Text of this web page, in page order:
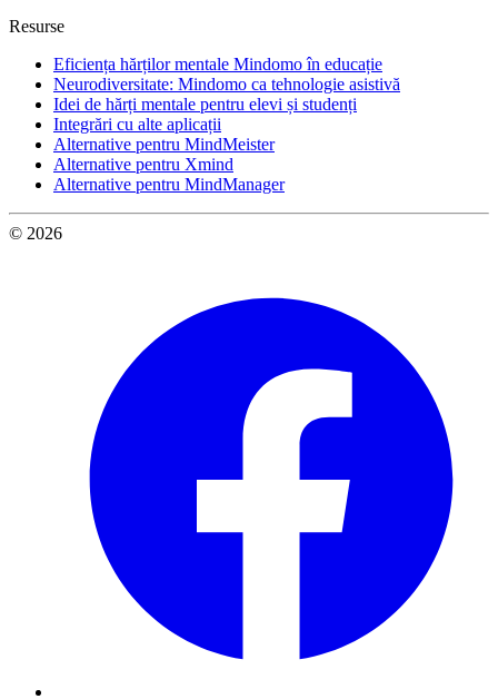
Resurse
Eficiența hărților mentale Mindomo în educație
Neurodiversitate: Mindomo ca tehnologie asistivă
Idei de hărți mentale pentru elevi și studenți
Integrări cu alte aplicații
Alternative pentru MindMeister
Alternative pentru Xmind
Alternative pentru MindManager
© 2026